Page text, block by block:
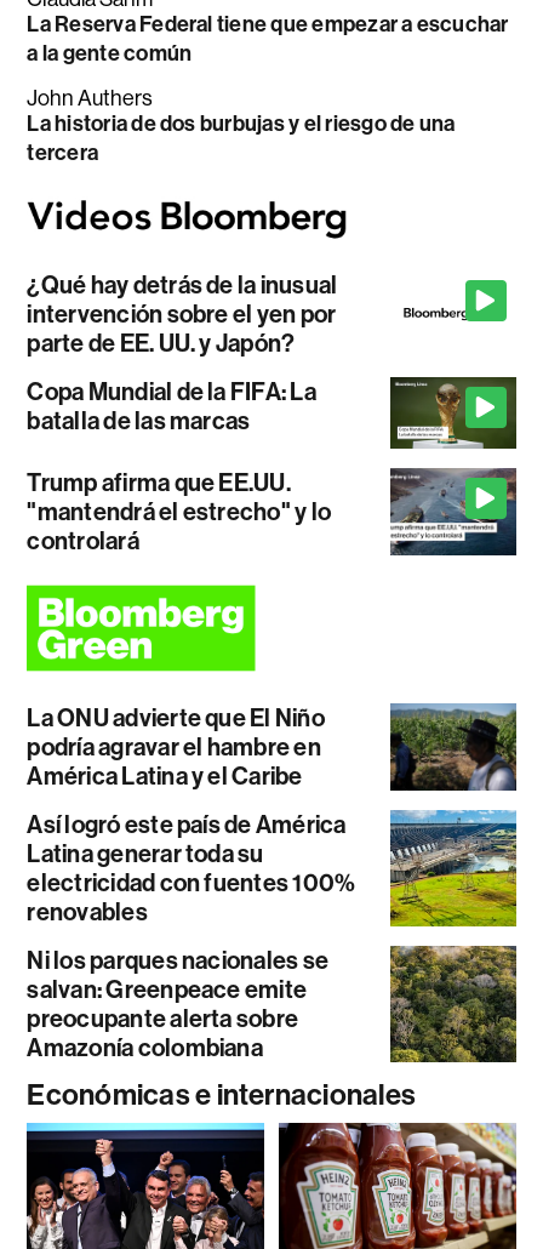
La Reserva Federal tiene que empezar a escuchar
a la gente común
John Authers
La historia de dos burbujas y el riesgo de una
tercera
¿Qué hay detrás de la inusual
intervención sobre el yen por
parte de EE. UU. y Japón?
Copa Mundial de la FIFA: La
batalla de las marcas
Trump afirma que EE.UU.
"mantendrá el estrecho" y lo
controlará
La ONU advierte que El Niño
podría agravar el hambre en
América Latina y el Caribe
Así logró este país de América
Latina generar toda su
electricidad con fuentes 100%
renovables
Ni los parques nacionales se
salvan: Greenpeace emite
preocupante alerta sobre
Amazonía colombiana
Económicas e internacionales